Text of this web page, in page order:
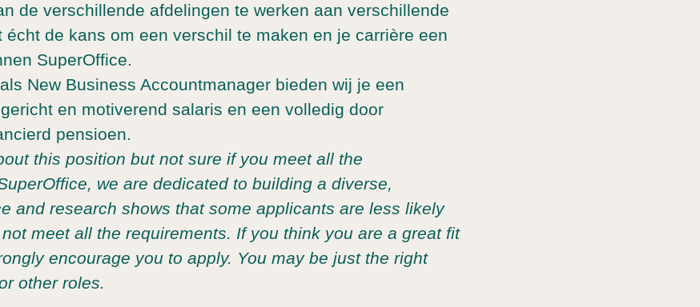
de verschillende afdelingen te werken aan verschillende
écht de kans om een verschil te maken en je carrière een
SuperOffice.
New Business Accountmanager bieden wij je een
en motiverend salaris en een volledig door
pensioen.
this position but not sure if you meet all the
we are dedicated to building a diverse,
and research shows that some applicants are less likely
meet all the requirements. If you think you are a great fit
encourage you to apply. You may be just the right
other roles.